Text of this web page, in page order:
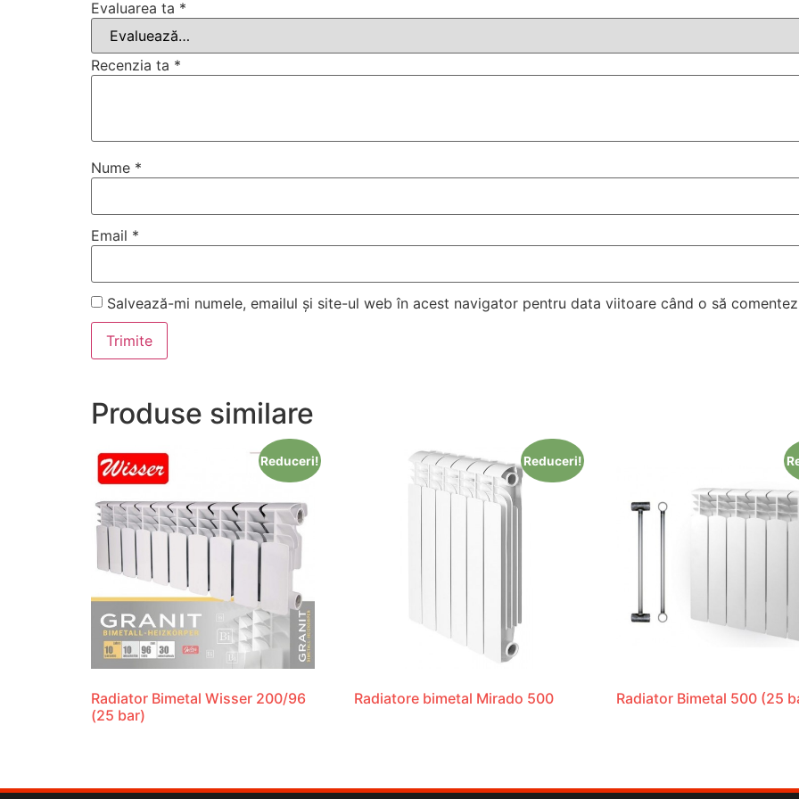
Evaluarea ta *
Recenzia ta *
Nume *
Email *
Salvează-mi numele, emailul și site-ul web în acest navigator pentru data viitoare când o să
Produse similare
Reduceri!
Radiator Bimetal Wisser 200/96
(25 bar)
Reduceri!
Radiatore bimetal Mirado 500 Radiator Bimetal 500 (25